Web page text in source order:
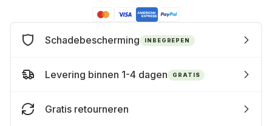
Schadebescherming INBEGREPEN
Levering binnen 1-4 dagen GRATIS
Gratis retourneren